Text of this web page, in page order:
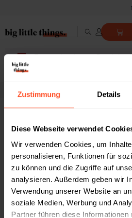
Zustimmung Details
Diese Webseite verwendet
Wir verwenden Cookies, um
personalisieren, Funktionen für
zu können und die Zugriffe auf
analysieren. Außerdem geben wir
Verwendung unserer Website an
soziale Medien, Werbung und
Partner führen diese
Es wurden keine
ÜBER UNS
Nachhaltigkeit
Versand